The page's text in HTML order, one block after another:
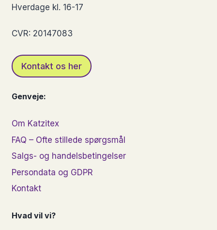
Hverdage kl. 16-17
CVR: 20147083
Kontakt os her
Genveje:
Om Katzitex
FAQ – Ofte stillede spørgsmål
Salgs- og handelsbetingelser
Persondata og GDPR
Kontakt
Hvad vil vi?